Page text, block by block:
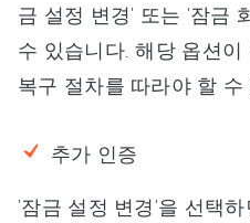
금 설정 변경' 또는 '잠금
수 있습니다. 해당 옵션
복구 절차를 따라야 할 수
추가 인증
'잠금 설정 변경'을 선택